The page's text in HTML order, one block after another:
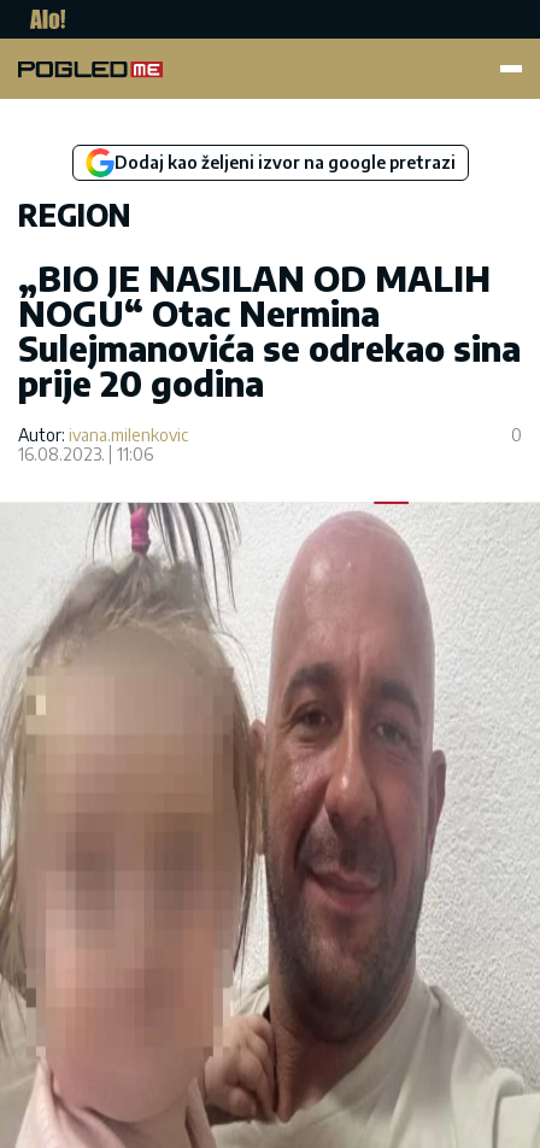
Dodaj kao željeni izvor na google pretrazi
REGION
„BIO JE NASILAN OD MALIH
NOGU“ Otac Nermina
Sulejmanovića se odrekao sina
prije 20 godina
Autor: ivana.milenkovic
16.08.2023.
11:06
0